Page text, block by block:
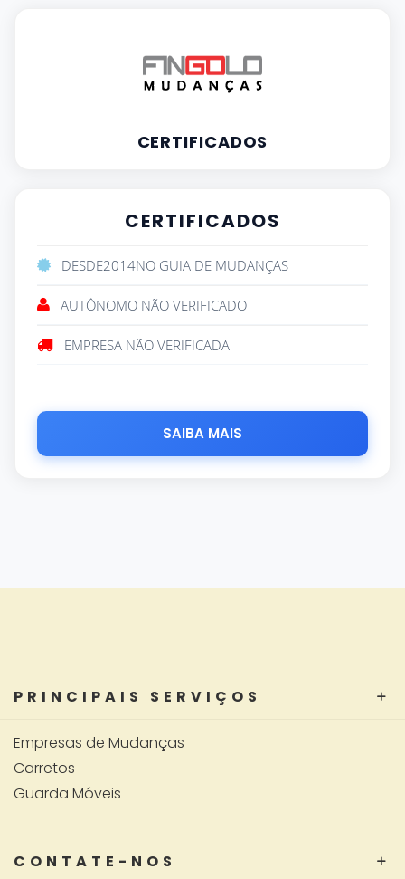
CERTIFICADOS
CERTIFICADOS
DESDE2014NO GUIA DE MUDANÇAS
AUTÔNOMO NÃO VERIFICADO
EMPRESA NÃO VERIFICADA
SAIBA MAIS
PRINCIPAIS SERVIÇOS
Empresas de Mudanças
Carretos
Guarda Móveis
CONTATE-NOS